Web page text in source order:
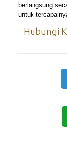
berlangsung
untuk
Hubungi